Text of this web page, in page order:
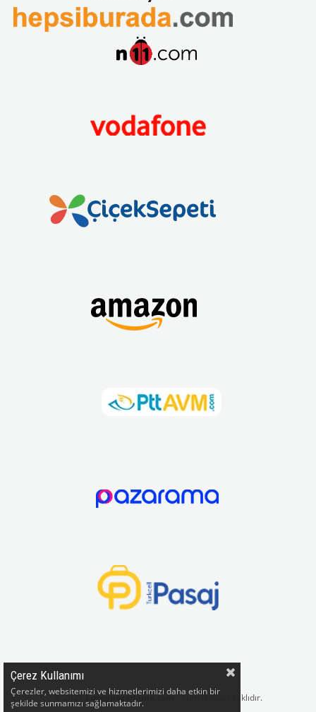
© 2021kuzeypazarlama.com- Tüm Hakları Saklıdır.
Çerez Kullanımı
Çerezler, websitemizi ve hizmetlerimizi daha etkin bir
şekilde sunmamızı sağlamaktadır.